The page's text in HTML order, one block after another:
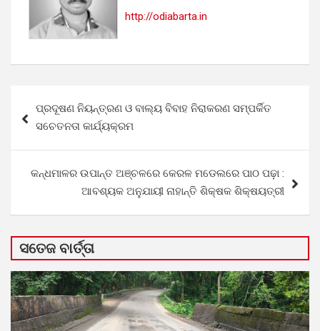
http://odiabarta.in
navigation
ପ୍ରଦୂଷଣ ନିୟନ୍ତ୍ରଣ ଓ ବାଲ୍ୟ ବିବାହ ନିରାକରଣ ସମ୍ପର୍କିତ
ସଚେତନତା କାର୍ଯ୍ୟକ୍ରମ
କନ୍ଧମାଳର ଉପାନ୍ତ ଅଞ୍ଚଳରେ କେରଳ ମଡେଲରେ ପାଠ ପଢ଼ା :
ଆବଶ୍ୟକ ଅନୁଯାୟୀ ନାହାନ୍ତି ଶିକ୍ଷକ ଶିକ୍ଷୟତ୍ରୀ
ସତେଜ ବାର୍ତ୍ତା